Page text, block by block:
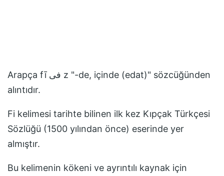
Arapça fī فى z "-de, içinde (edat)" sözcüğünden
alıntıdır.
Fi kelimesi tarihte bilinen ilk kez Kıpçak Türkçesi
Sözlüğü (1500 yılından önce) eserinde yer
almıştır.
Bu kelimenin kökeni ve ayrıntılı kaynak için